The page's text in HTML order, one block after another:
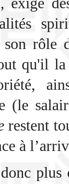
son rôle
qu'il la
(le
restent
à
plus